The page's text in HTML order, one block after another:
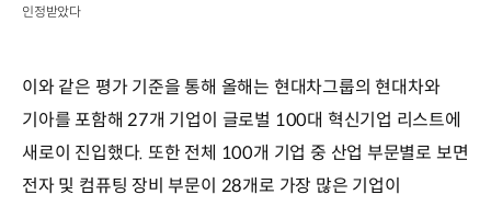
인정받았다
이와 같은 평가 기준을 통해 올해는 현대차그룹의 현대차와
기아를 포함해 27개 기업이 글로벌 100대 혁신기업 리스트에
새로이 진입했다. 또한 전체 100개 기업 중 산업 부문별로 보면
전자 및 컴퓨팅 장비 부문이 28개로 가장 많은 기업이